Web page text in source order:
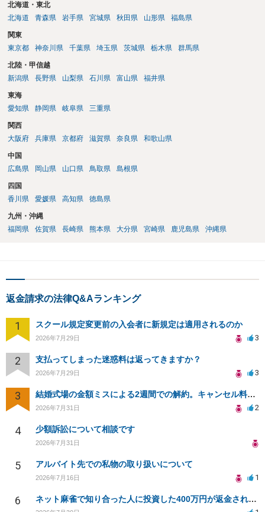
北海道・東北
北海道
青森県 岩手県 宮城県 秋田県 山形県 福島県
関東
東京都
神奈川県 千葉県 埼玉県 茨城県 栃木県 群馬県
北陸・甲信越
新潟県
長野県 山梨県 石川県 富山県 福井県
東海
愛知県
静岡県 岐阜県 三重県
関西
大阪府
兵庫県 京都府 滋賀県 奈良県 和歌山県
中国
広島県
岡山県 山口県 鳥取県 島根県
四国
香川県
愛媛県 高知県 徳島県
九州・沖縄
福岡県
佐賀県 長崎県 熊本県 大分県 宮崎県 鹿児島県 沖縄県
返金請求の法律Q&Aランキング
1 スクール規定変更前の入会者に新規定は適用されるのか
2026年7月29日 3
2 支払ってしまった迷惑料は返ってきますか？
2026年7月29日 3
3 結婚式場の金額ミスによる2週間での解約。キャンセル料10万円の免除は可能か。
2026年7月31日 2
4 少額訴訟について相談です
2026年7月31日
5 アルバイト先での私物の取り扱いについて
2026年7月16日 1
6 ネット麻雀で知り合った人に投資した400万円が返金されない